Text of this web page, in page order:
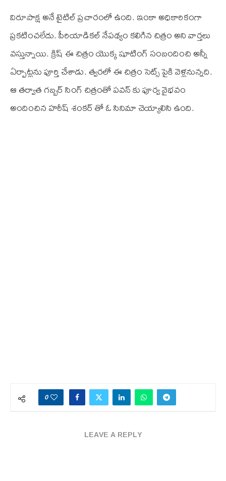
విరూపాక్ష అనే టైటిల్ ప్రచారంలో ఉంది. ఇంకా అధికారికంగా
ప్రకటించలేదు. పీరియాడికల్ నేపథ్యం కలిగిన చిత్రం అని వార్తలు
వస్తున్నాయి. క్రిష్ ఈ చిత్రం యొక్క షూటింగ్ సంబందించి అన్నీ
ఏర్పాట్లను పూర్తి చేశాడు. త్వరలో ఈ చిత్రం సెట్స్ పైకి వెళ్లనున్నది.
ఆ తర్వాత గబ్బర్ సింగ్ చిత్రంతో పవన్ కు పూర్వ వైభవం
అందించిన హరీష్ శంకర్ తో ఓ సినిమా చెయ్యాలిసి ఉంది.
0
LEAVE A REPLY